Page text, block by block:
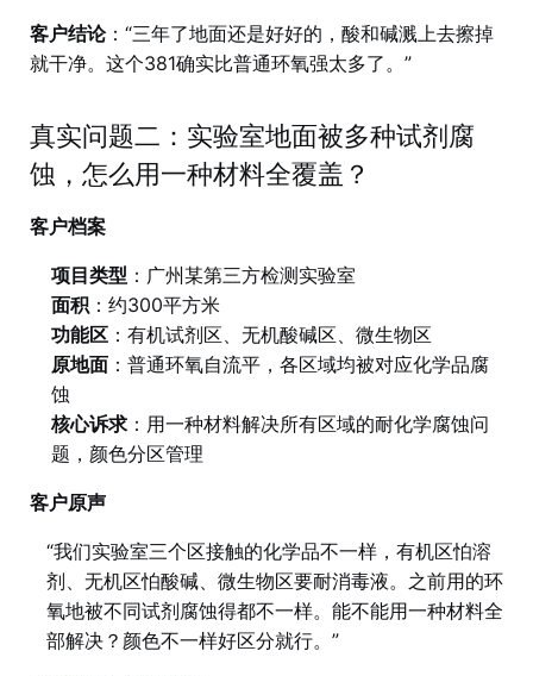
客户结论：“三年了地面还是好好的，酸和碱溅上去擦掉
就干净。这个381确实比普通环氧强太多了。”
真实问题二：实验室地面被多种试剂腐
蚀，怎么用一种材料全覆盖？
客户档案
项目类型 ：广州某第三方检测实验室
面积：约300平方米
功能区：有机试剂区、无机酸碱区、微生物区
原地面：普通环氧自流平，各区域均被对应化学品腐
蚀
核心诉求：用一种材料解决所有区域的耐化学腐蚀问
题，颜色分区管理
客户原声
“我们实验室三个区接触的化学品不一样，有机区怕溶
剂、无机区怕酸碱、微生物区要耐消毒液。之前用的环
氧地被不同试剂腐蚀得都不一样。能不能用一种材料全
部解决？颜色不一样好区分就行。”